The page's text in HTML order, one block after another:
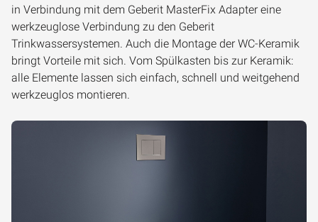
in Verbindung mit dem Geberit MasterFix Adapter eine
werkzeuglose Verbindung zu den Geberit
Trinkwassersystemen. Auch die Montage der WC-Keramik
bringt Vorteile mit sich. Vom Spülkasten bis zur Keramik:
alle Elemente lassen sich einfach, schnell und weitgehend
werkzeuglos montieren.